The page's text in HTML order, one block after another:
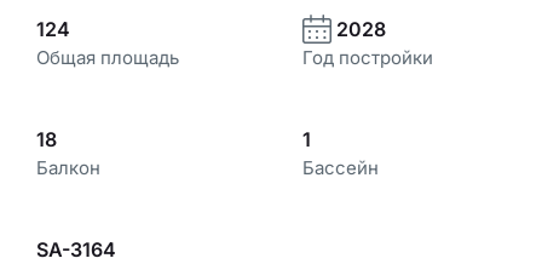
124
Общая площадь
2028
Год постройки
18
Балкон
1
Бассейн
SA-3164